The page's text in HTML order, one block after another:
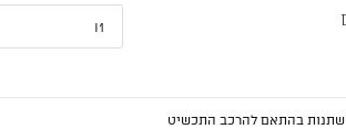
בהתאם להרכב התכשיט